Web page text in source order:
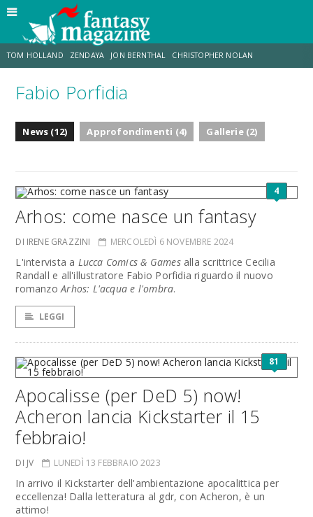
TOM HOLLAND ZENDAYA JON BERNTHAL CHRISTOPHER NOLAN
STRANIMONDI LUCCA COMICS & GAMES
Fabio Porfidia
News (12) Approfondimenti (4) Gallerie (2)
4
Arhos: come nasce un fantasy
DI IRENE GRAZZINI MERCOLEDÌ 6 NOVEMBRE 2024
L'intervista a Lucca Comics & Gamesalla scrittrice Cecilia
Randall e all'illustratore Fabio Porfidia riguardo il nuovo
romanzoArhos: L'acqua e l'ombra.
LEGGI
81
Apocalisse (per DeD 5) now!
Acheron lancia Kickstarter il 15
febbraio!
DI JV LUNEDÌ 13 FEBBRAIO 2023
In arrivo il Kickstarter dell'ambientazione apocalittica per
eccellenza! Dalla letteratura al gdr, con Acheron, è un
attimo!